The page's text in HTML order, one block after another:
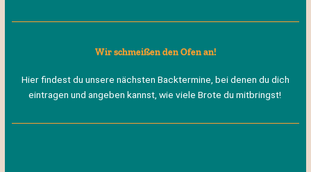
Wir schmeißen den Ofen an!
Hier findest du unsere nächsten Backtermine, bei denen du dich
eintragen und angeben kannst, wie viele Brote du mitbringst!